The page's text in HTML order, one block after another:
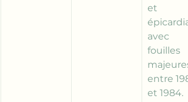
et
avec
fouilles
majeures
entre
et 1984.